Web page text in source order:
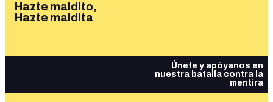
Hazte maldito,
Hazte maldita
Únete y apóyanos en
nuestra batalla contra la
mentira